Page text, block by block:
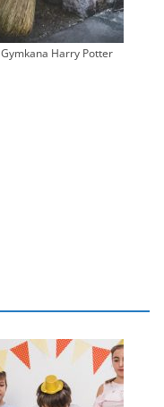
Gymkana Harry Potter